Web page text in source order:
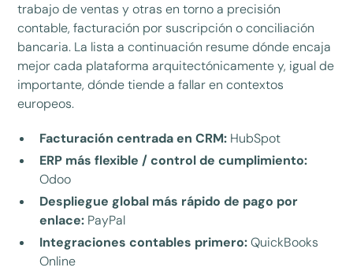
trabajo de ventas y otras en torno a precisión
contable, facturación por suscripción o conciliación
bancaria. La lista a continuación resume dónde encaja
mejor cada plataforma arquitectónicamente y, igual de
importante, dónde tiende a fallar en contextos
europeos.
Facturación centrada en CRM: HubSpot
ERP más flexible / control de cumplimiento:
Odoo
Despliegue global más rápido de pago por
enlace: PayPal
Integraciones contables primero:QuickBooks
Online